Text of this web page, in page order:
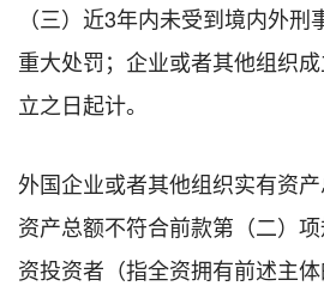
（三）近3年内未受到境内外
重大处罚；企业或者其他组织
立之日起计。
外国企业或者其他组织实有资
资产总额不符合前款第（二）
资投资者（指全资拥有前述主